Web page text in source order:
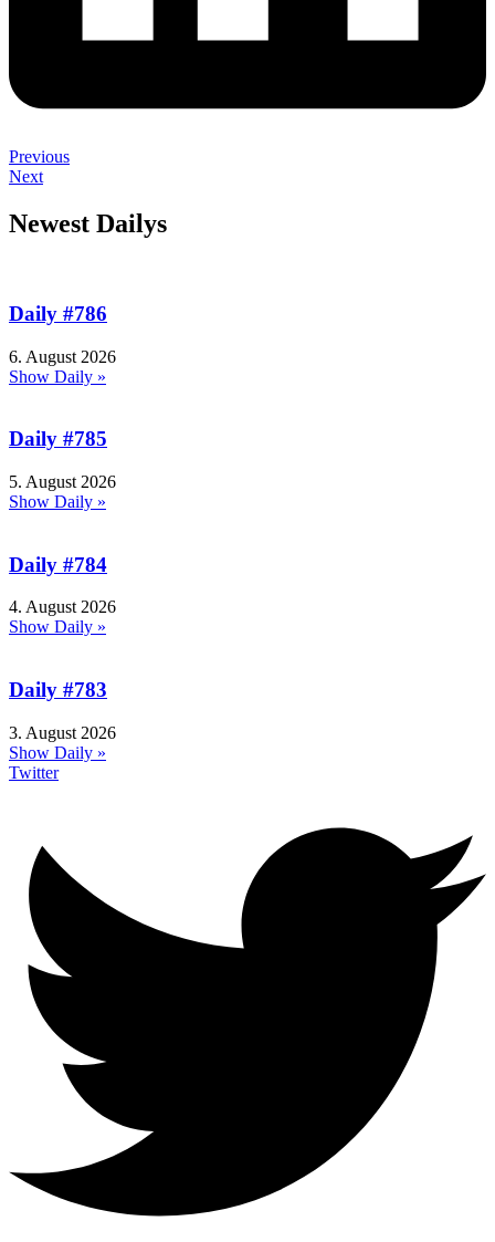
Previous
Next
Newest Dailys
Daily #786
6. August 2026
Show Daily »
Daily #785
5. August 2026
Show Daily »
Daily #784
4. August 2026
Show Daily »
Daily #783
3. August 2026
Show Daily »
Twitter